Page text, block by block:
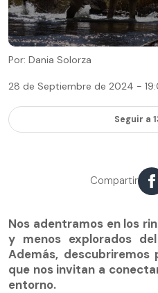
Por: Dania Solorza
28 de Septiembre de 2024 -
Seguir a
Compartir
Nos adentramos en los
y menos explorados
Además,
que nos invitan a
entorno.